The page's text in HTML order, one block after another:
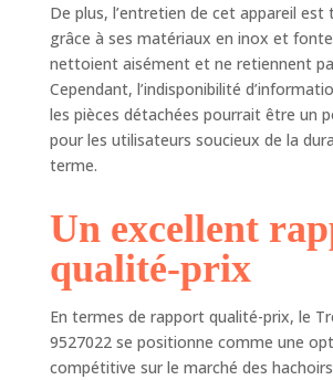
De plus, l’entretien de cet appareil est
grâce à ses matériaux en inox et
nettoient aisément et ne retiennent
Cependant, l’indisponibilité
les pièces détachées pourrait être un
pour les utilisateurs soucieux de la
terme.
Un excellent
qualité-prix
En termes de rapport qualité-prix, le
9527022 se positionne comme une
compétitive sur le marché des